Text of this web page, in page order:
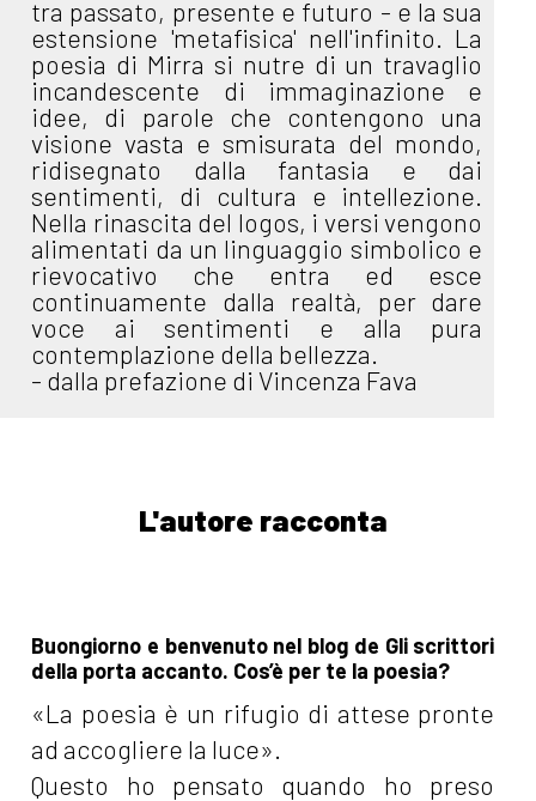
tra passato, presente e futuro - e la sua
estensione 'metafisica' nell'infinito. La
poesia di Mirra si nutre di un travaglio
incandescente di immaginazione e
idee, di parole che contengono una
visione vasta e smisurata del mondo,
ridisegnato dalla fantasia e dai
sentimenti, di cultura e intellezione.
Nella rinascita del logos, i versi vengono
alimentati da un linguaggio simbolico e
rievocativo che entra ed esce
continuamente dalla realtà, per dare
voce ai sentimenti e alla pura
contemplazione della bellezza.
- dalla prefazione di Vincenza Fava
L'autore racconta
Buongiorno e benvenuto nel blog de Gli scrittori
della porta accanto. Cos’è per te la poesia?
«La poesia è un rifugio di attese pronte
ad accogliere la luce».
Questo ho pensato quando ho preso